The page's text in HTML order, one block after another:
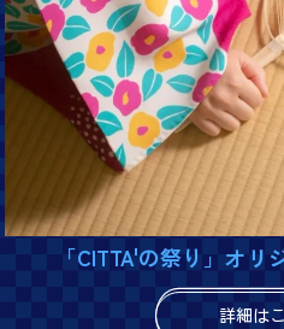
「CITTA'の祭り」オ
詳細は